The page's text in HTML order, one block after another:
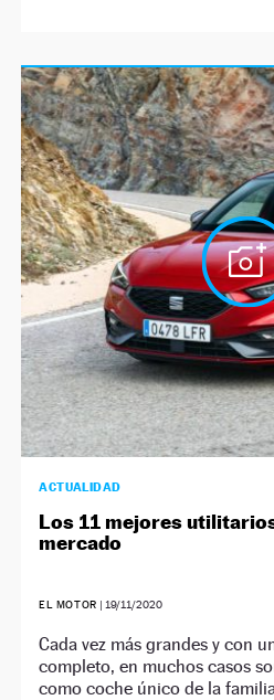
ACTUALIDAD
Los 11 mejores
mercado
EL MOTOR | 19/11/2020
Cada vez más grandes y con
completo, en muchos casos
como coche único de la